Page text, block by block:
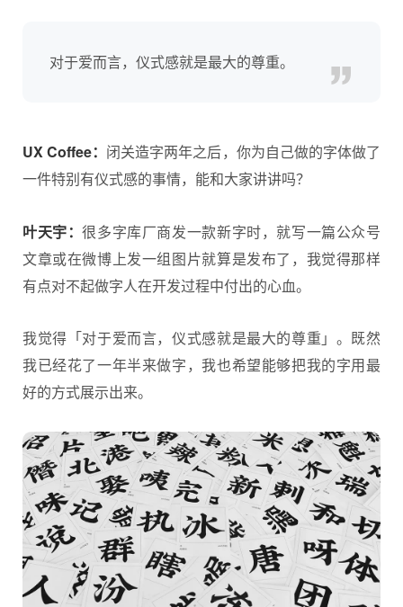
对于爱而言，仪式感就是最大的尊重。
UX Coffee： 闭关造字两年之后，你为自己做的字体做了
一件特别有仪式感的事情，能和大家讲讲吗？
叶天宇：很多字库厂商发一款新字时，就写一篇公众号
文章或在微博上发一组图片就算是发布了，我觉得那样
有点对不起做字人在开发过程中付出的心血。
我觉得「对于爱而言，仪式感就是最大的尊重」。既然
我已经花了一年半来做字，我也希望能够把我的字用最
好的方式展示出来。